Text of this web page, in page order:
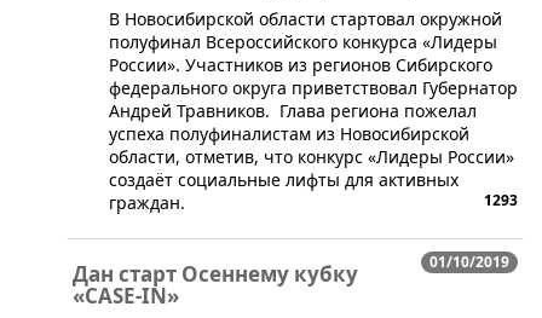
В Новосибирской области стартовал окружной
полуфинал Всероссийского конкурса «Лидеры
России». Участников из регионов Сибирского
федерального округа приветствовал Губернатор
Андрей Травников. Глава региона пожелал
успеха полуфиналистам из Новосибирской
области, отметив, что конкурс «Лидеры России»
создаёт социальные лифты для активных
граждан.
1293
01/10/2019
Дан старт Осеннему кубку
«CASE-IN»